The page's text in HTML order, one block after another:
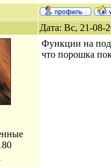
Дата: Вс, 21-08-
Функции на
что порошка